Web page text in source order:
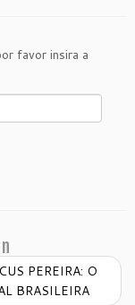
favor insira a
PEREIRA: O
BRASILEIRA